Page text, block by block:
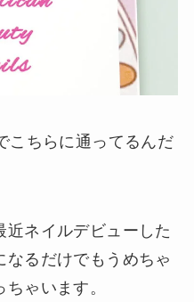
こちらに通ってるんだ
近ネイルデビューした
なるだけでもうめちゃ
ゃいます。